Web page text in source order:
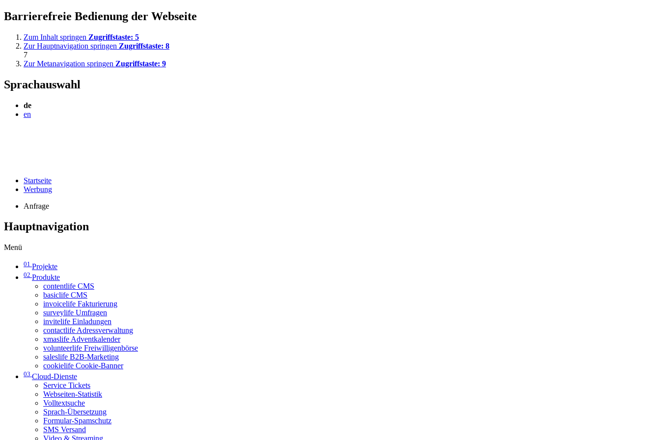
Barrierefreie Bedienung der Webseite
Zum Inhalt springen Zugriffstaste: 5
Zur Hauptnavigation springen Zugriffstaste: 8
7
Zur Metanavigation springen Zugriffstaste: 9
Sprachauswahl
de
en
Startseite
Werbung
Anfrage
Hauptnavigation
Menü
01 Projekte
02 Produkte
contentlife CMS
basiclife CMS
invoicelife Fakturierung
surveylife Umfragen
invitelife Einladungen
contactlife Adressverwaltung
xmaslife Adventkalender
volunteerlife Freiwilligenbörse
saleslife B2B-Marketing
cookielife Cookie-Banner
03 Cloud-Dienste
Service Tickets
Webseiten-Statistik
Volltextsuche
Sprach-Übersetzung
Formular-Spamschutz
SMS Versand